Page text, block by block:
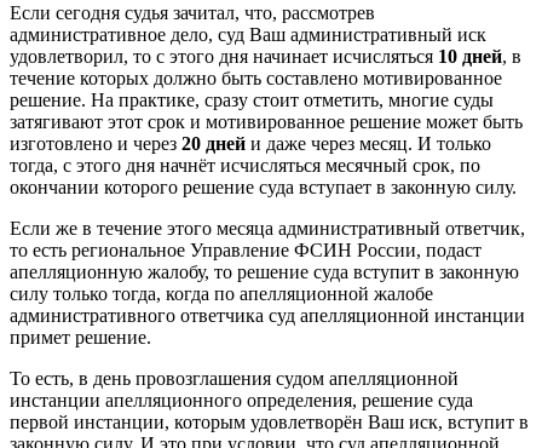
Если сегодня судья зачитал, что, рассмотрев
административное дело, суд Ваш административный иск
удовлетворил, то с этого дня начинает исчисляться 10 дней, в
течение которых должно быть составлено мотивированное
решение. На практике, сразу стоит отметить, многие суды
затягивают этот срок и мотивированное решение может быть
изготовлено и через 20 дней и даже через месяц. И только
тогда, с этого дня начнёт исчисляться месячный срок, по
окончании которого решение суда вступает в законную силу.
Если же в течение этого месяца административный ответчик,
то есть региональное Управление ФСИН России, подаст
апелляционную жалобу, то решение суда вступит в законную
силу только тогда, когда по апелляционной жалобе
административного ответчика суд апелляционной инстанции
примет решение.
То есть, в день провозглашения судом апелляционной
инстанции апелляционного определения, решение суда
первой инстанции, которым удовлетворён Ваш иск, вступит в
законную силу. И это при условии, что суд апелляционной